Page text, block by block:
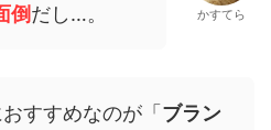
倒だし…。 かすてら
すすめなのが「ブラン